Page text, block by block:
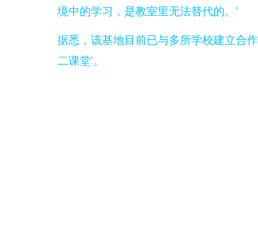
境中的学习，是教室里无法替代的。’
据悉，该基地目前已与多所学校建立合
二课堂’。